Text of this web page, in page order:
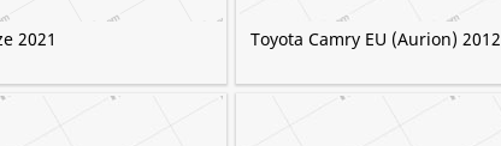
2021 Toyota Camry EU (Aurion) 2012